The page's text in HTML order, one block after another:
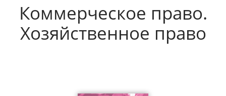
Коммерческое право.
Хозяйственное право